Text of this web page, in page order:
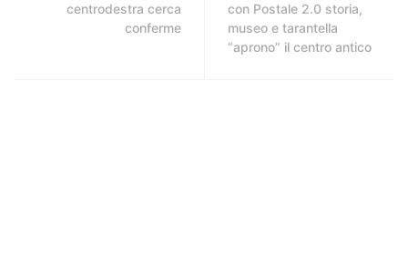
centrodestra cerca
conferme
con Postale 2.0 storia,
museo e tarantella
“aprono” il centro antico